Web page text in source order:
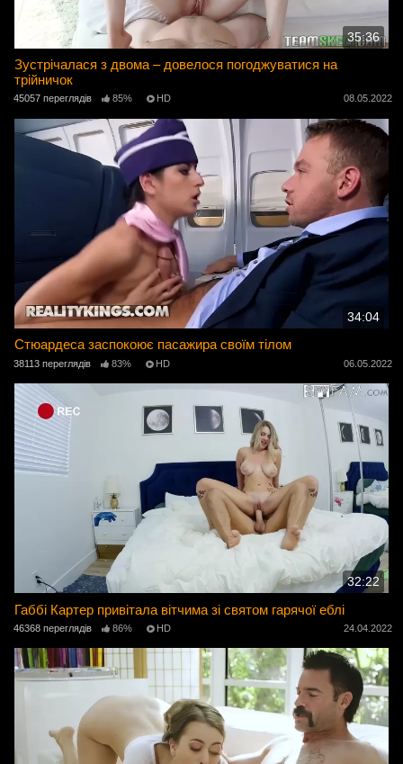
35:36
Зустрічалася з двома – довелося погоджуватися на
трійничок
45057 переглядів 85% HD 08.05.2022
34:04
Стюардеса заспокоює пасажира своїм тілом
38113 переглядів 83% HD 06.05.2022
32:22
Габбі Картер привітала вітчима зі святом гарячої еблі
46368 переглядів 86% HD 24.04.2022